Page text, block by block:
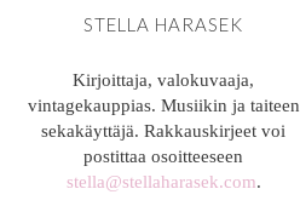
STELLA HARASEK
Kirjoittaja, valokuvaaja,
vintagekauppias. Musiikin ja taiteen
sekakäyttäjä. Rakkauskirjeet voi
postittaa osoitteeseen
stella@stellaharasek.com.